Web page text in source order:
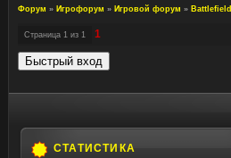
Форум » Игрофорум » Игровой форум » Battlefield
Страница 1 из 1 1
СТАТИСТИКА